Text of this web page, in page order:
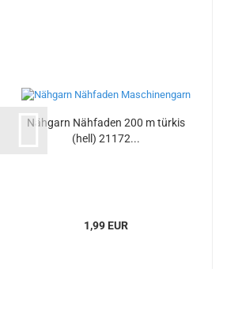
Nähgarn Nähfaden 200 m türkis
(hell) 21172...
1,99 EUR